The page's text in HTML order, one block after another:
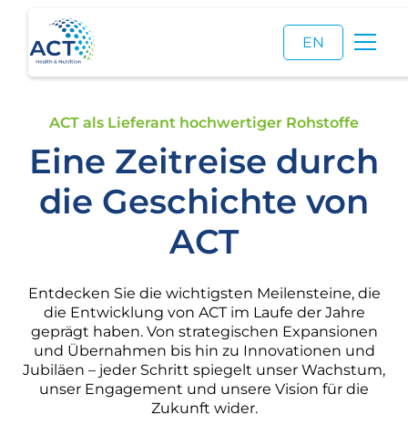
EN
ACT als Lieferant hochwertiger Rohstoffe
Eine Zeitreise durch
die Geschichte von
ACT
Entdecken Sie die wichtigsten Meilensteine, die
die Entwicklung von ACT im Laufe der Jahre
geprägt haben. Von strategischen Expansionen
und Übernahmen bis hin zu Innovationen und
Jubiläen – jeder Schritt spiegelt unser Wachstum,
unser Engagement und unsere Vision für die
Zukunft wider.